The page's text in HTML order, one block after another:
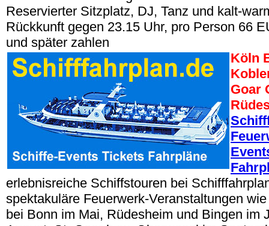
Reservierter Sitzplatz, DJ, Tanz und kalt-
Rückkunft gegen 23.15 Uhr, pro Person 66
und später zahlen
Köln
Goar
erlebnisreiche Schiffstouren bei
spektakuläre Feuerwerk-Veranstaltungen
bei Bonn im Mai, Rüdesheim und Bingen im